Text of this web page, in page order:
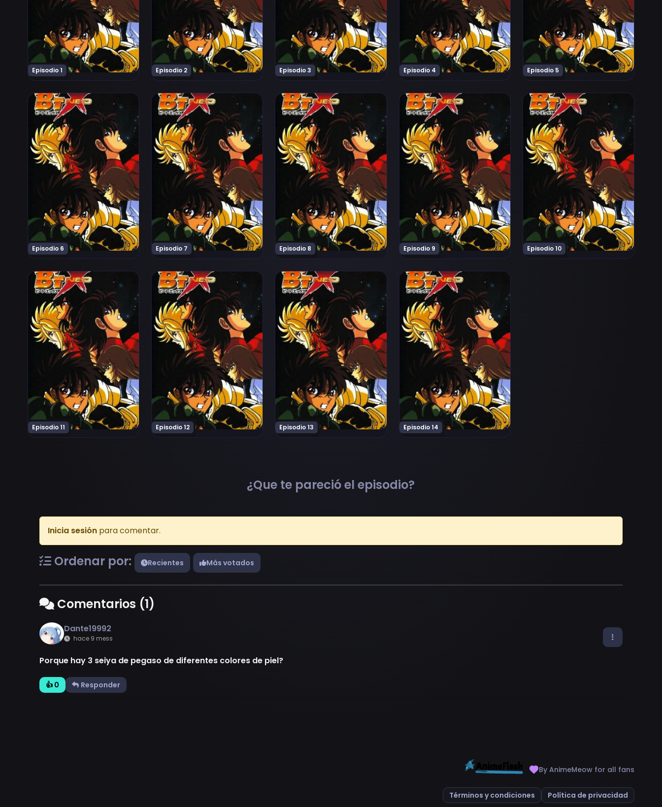
Episodio 1 Episodio 2 Episodio 3 Episodio 4 Episodio 5
Episodio 6
Ver B'T X Neo Episodio 6
Episodio 7
Ver B'T X Neo Episodio 7
Episodio 8
Ver B'T X Neo Episodio 8
Episodio 9
Ver B'T X Neo Episodio 9
Episodio 10
Ver B'T X Neo Episodio 10
Episodio 11
Ver B'T X Neo Episodio 11
Episodio 12
Ver B'T X Neo Episodio 12
Episodio 13
Ver B'T X Neo Episodio 13
Episodio 14
Ver B'T X Neo Episodio 14
¿Que te pareció el episodio?
Inicia sesión para comentar.
Ordenar por: Recientes Más votados
Comentarios (1)
Dante19992
hace 9 mess
Porque hay 3 seiya de pegaso de diferentes colores de piel?
👍 0 Responder
By AnimeMeow for all fans
Términos y condiciones Política de privacidad